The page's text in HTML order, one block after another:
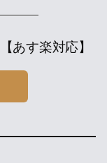
あす楽対応】